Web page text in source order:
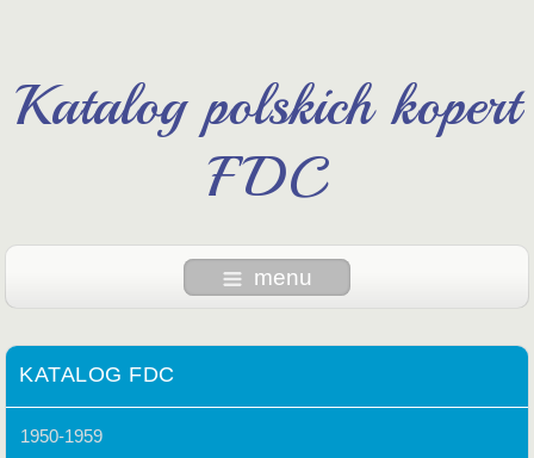
Katalog polskich kopert
FDC
menu
KATALOG FDC
1950-1959